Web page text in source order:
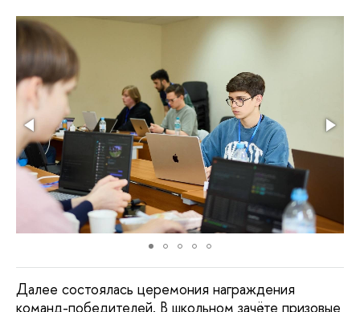
Далее состоялась церемония награждения
команд-победителей. В школьном зачёте призовые